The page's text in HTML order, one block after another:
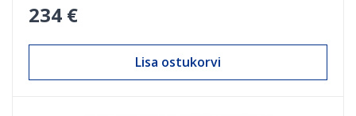
234 €
Lisa ostukorvi